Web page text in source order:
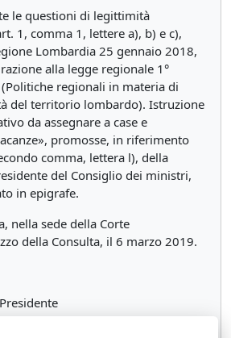
le questioni di legittimità
1, comma 1, lettere a), b) e c),
Lombardia 25 gennaio 2018,
alla legge regionale 1°
regionali in materia di
del territorio lombardo). Istruzione
da assegnare a case e
promosse, in riferimento
comma, lettera l), della
del Consiglio dei ministri,
in epigrafe.
nella sede della Corte
della Consulta, il 6 marzo 2019.
Redattore